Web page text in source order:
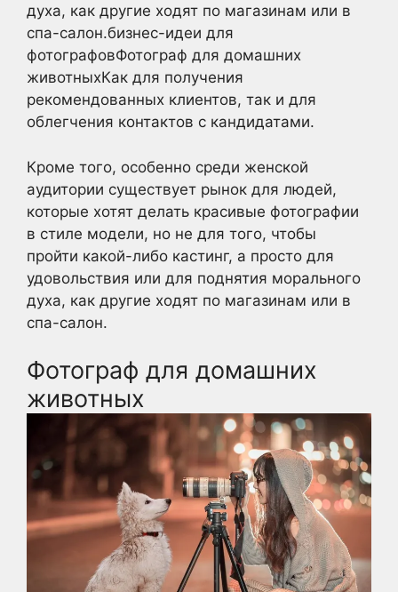
духа, как другие ходят по магазинам или в
спа-салон.бизнес-идеи для
фотографовФотограф для домашних
животныхКак для получения
рекомендованных клиентов, так и для
облегчения контактов с кандидатами.
Кроме того, особенно среди женской
аудитории существует рынок для людей,
которые хотят делать красивые фотографии
в стиле модели, но не для того, чтобы
пройти какой-либо кастинг, а просто для
удовольствия или для поднятия морального
духа, как другие ходят по магазинам или в
спа-салон.
Фотограф для домашних
животных